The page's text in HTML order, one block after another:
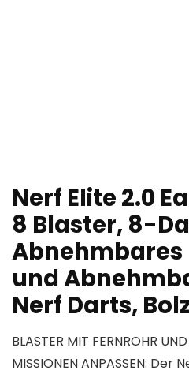
Nerf Elite 2.0
8 Blaster, 8-
Abnehmbares
und
Nerf Darts,
BLASTER MIT FERNROHR
MISSIONEN ANPASSEN: Der